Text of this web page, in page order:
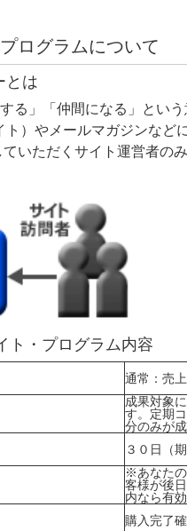
ログラムについて
とは
る」「仲間になる」という
）やメールマガジンなど
いただくサイト運営者のみ
・プログラム内容
通常：売
成果対象
す。定期
分のみが
３０日（
※あなた
客様が後
内なら有
購入完了